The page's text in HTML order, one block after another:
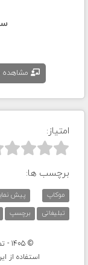
مشاهده
امتیاز:
برچسب ها:
موکاپ پیش
تبلیغاتی
برچسپ
© 1405 - تمامی حقوق برای میهن طرح محفوظ است.
استفاده از